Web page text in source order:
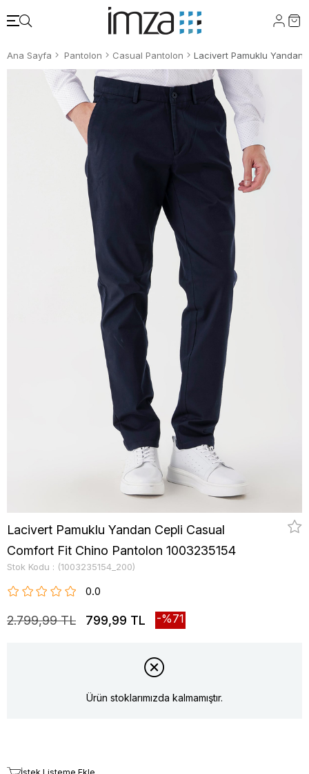
Ana Sayfa Pantolon Casual Pantolon
Lacivert Pamuklu Yandan Cepli Casual
Comfort Fit Chino Pantolon 1003235154
Stok Kodu (1003235154_200)
0.0
2.799,99 TL 799,99 TL 71
Ürün stoklarımızda kalmamıştır.